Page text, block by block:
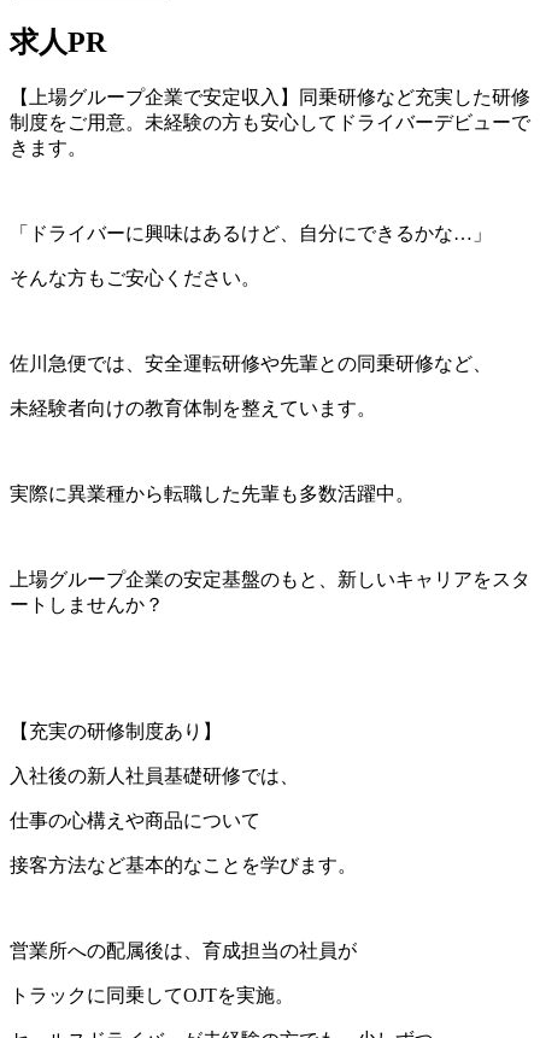
求人PR
【上場グループ企業で安定収入】同乗研修など充実した研修
制度をご用意。未経験の方も安心してドライバーデビューで
きます。
「ドライバーに興味はあるけど、自分にできるかな…」
そんな方もご安心ください。
佐川急便では、安全運転研修や先輩との同乗研修など、
未経験者向けの教育体制を整えています。
実際に異業種から転職した先輩も多数活躍中。
上場グループ企業の安定基盤のもと、新しいキャリアをスタ
ートしませんか？
【充実の研修制度あり】
入社後の新人社員基礎研修では、
仕事の心構えや商品について
接客方法など基本的なことを学びます。
営業所への配属後は、育成担当の社員が
トラックに同乗してOJTを実施。